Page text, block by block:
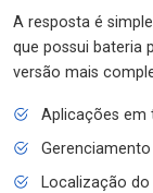
A resposta é
que possui bateria
versão mais
Aplicações em
Localização